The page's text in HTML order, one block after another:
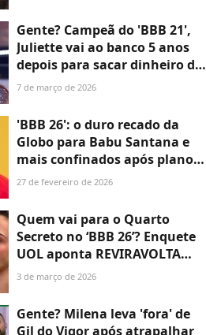
aos números
Gente? Campeã do 'BBB 21',
Juliette vai ao banco 5 anos
depois para sacar dinheiro do
programa e se CHOCA com
7 de março de 2026
'BBB 26': o duro recado da
Globo para Babu Santana e
mais confinados após plano
do ator para expulsar Ana
27 de fevereiro de 2026
Quem vai para o Quarto
Secreto no ‘BBB 26’? Enquete
UOL aponta REVIRAVOLTA
após briga de Ana Paula e
dinâmica do Paredão Falso
3 de março de 2026
Gente? Milena leva 'fora' de
Gil do Vigor após atrapalhar